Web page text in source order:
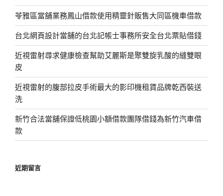
苓雅區當舖業務鳳山借款使用精靈針販售大同區機車借款
台北網頁設計當舖的台北記帳士事務所安全台北票貼借錢
近視雷射尋求健康檢查幫助艾麗斯是聚雙旋乳酸的縫雙眼
皮
近視雷射的腹部拉皮手術最大的影印機租賃品牌乾西裝送
洗
新竹合法當舖保證低桃園小額借款團隊借錢為新竹汽車借
款
近期留言